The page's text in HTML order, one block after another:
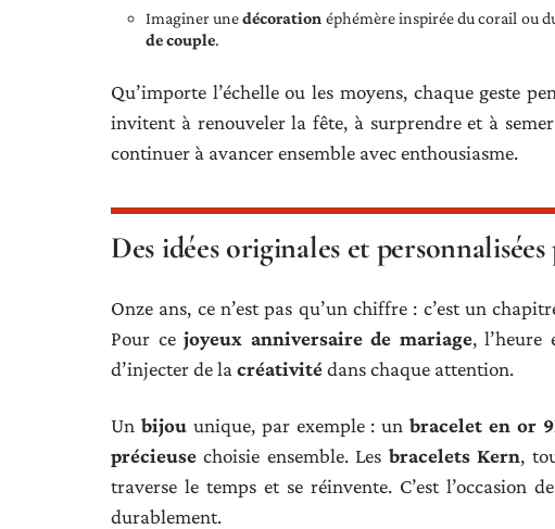
Imaginer unedécoration éphémère inspirée du corail ou
de couple.
Qu’importe l’échelle ou les moyens, chaque geste
invitent à renouveler la fête, à surprendre et à
continuer à avancer ensemble avec enthousiasme.
Des idées originales et
Onze ans, ce n’est pas qu’un chiffre : c’est un
Pour ce joyeux anniversaire de mariage, l’heure
d’injecter de la créativitédans chaque attention.
Un bijouunique, par exemple : unbracelet en or
précieuse choisie ensemble. Les bracelets Kern,
traverse le temps et se réinvente. C’est l’occasion
durablement.